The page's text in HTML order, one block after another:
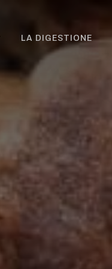
LA DIGESTIONE